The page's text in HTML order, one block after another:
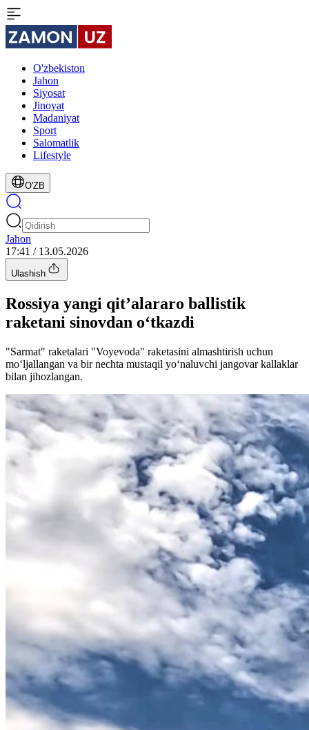
O'zbekiston
Jahon
Siyosat
Jinoyat
Madaniyat
Sport
Salomatlik
Lifestyle
O'ZB
Jahon
17:41 / 13.05.2026
Ulashish
Rossiya yangi qit’alararo ballistik
raketani sinovdan o‘tkazdi
"Sarmat" raketalari "Voyevoda" raketasini almashtirish uchun
mo‘ljallangan va bir nechta mustaqil yo‘naluvchi jangovar kallaklar
bilan jihozlangan.